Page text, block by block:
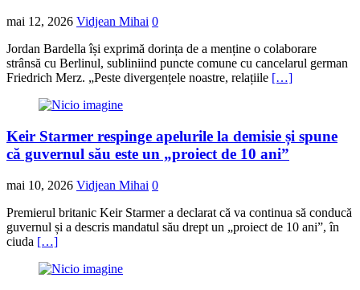
mai 12, 2026 Vidjean Mihai 0
Jordan Bardella își exprimă dorința de a menține o colaborare
strânsă cu Berlinul, subliniind puncte comune cu cancelarul german
Friedrich Merz. „Peste divergențele noastre, relațiile […]
Keir Starmer respinge apelurile la demisie și spune
că guvernul său este un „proiect de 10 ani”
mai 10, 2026 Vidjean Mihai 0
Premierul britanic Keir Starmer a declarat că va continua să conducă
guvernul și a descris mandatul său drept un „proiect de 10 ani”, în
ciuda […]